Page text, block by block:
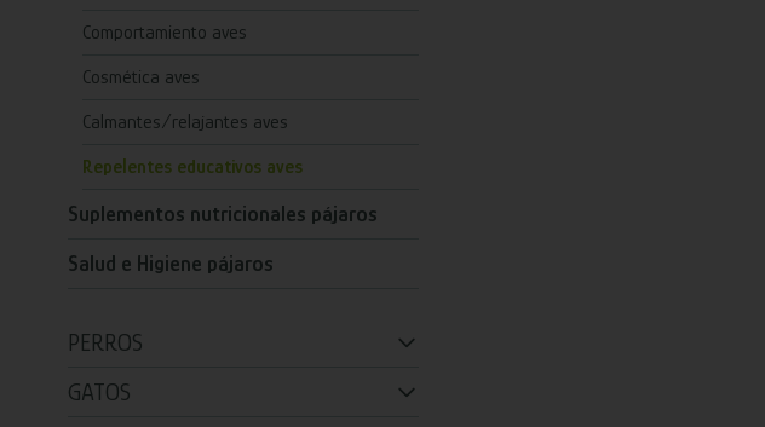
PERROS
GATOS
Comportamiento aves
Cosmética aves
Calmantes/relajantes aves
Repelentes educativos aves
Suplementos nutricionales pájaros
Salud e Higiene pájaros